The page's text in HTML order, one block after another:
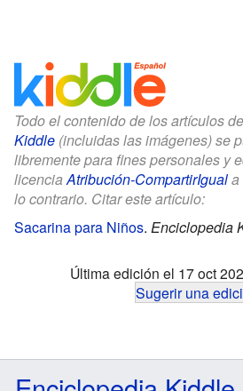
Todo el contenido de los artículos
Kiddle (incluidas las imágenes) se
libremente para fines personales y
licenciaAtribución-CompartirIguala
lo contrario. Citar este artículo:
Sacarina para Niños. Enciclopedia
Última edición el 17 oct
Sugerir una